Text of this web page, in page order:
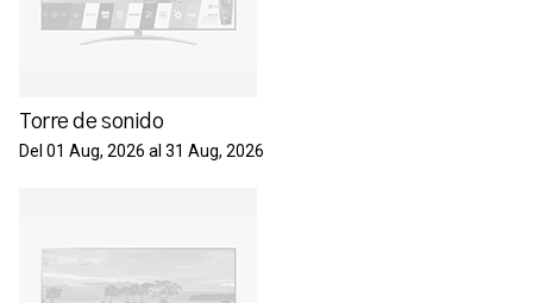
Torre de sonido
Del 01 Aug, 2026 al 31 Aug, 2026